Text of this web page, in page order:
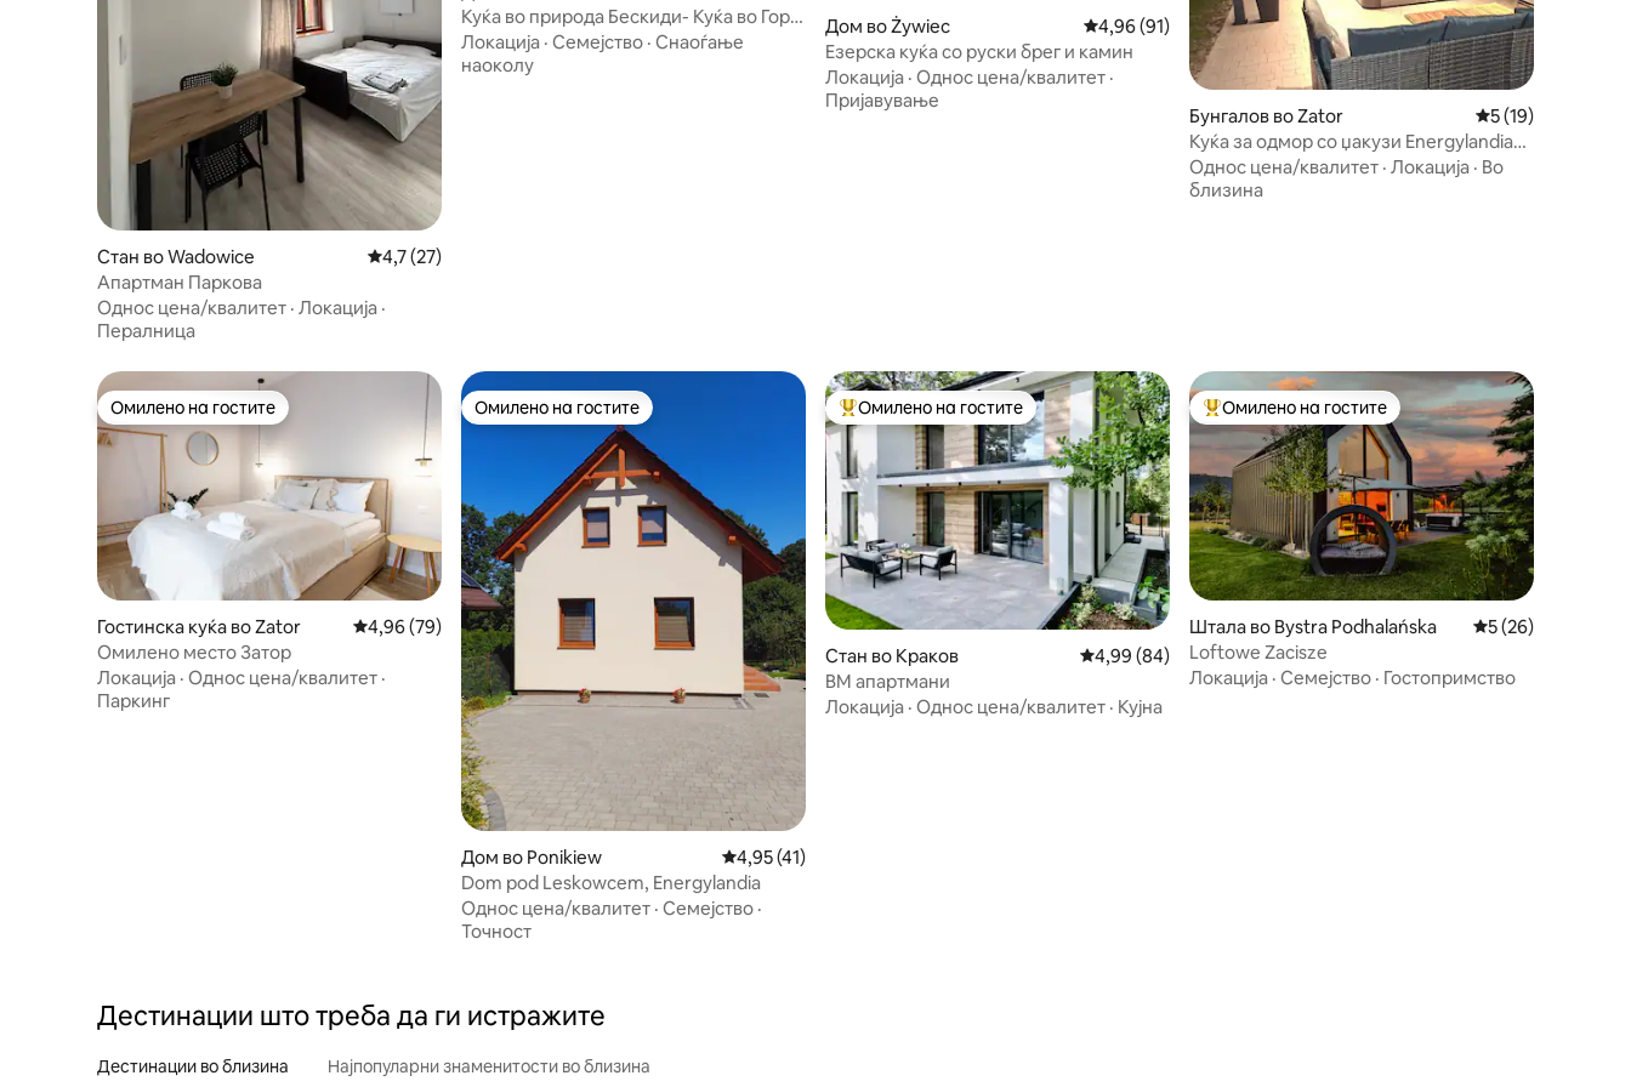
Стан во Wadowice Просечна оцена: 4,7 од 5, 27 рецензии
4,7 (27)
Апартман Паркова
Однос цена/квалитет · Локација ·
Пералница
Куќа во природа Бескиди- Куќа во Гора,
бања, сауна!
Локација · Семејство · Снаоѓање
наоколу
Дом во Żywiec Просечна оцена: 4,96 од 5, 91 рецензии
4,96 (91)
Езерска куќа со руски брег и камин
Локација · Однос цена/квалитет ·
Пријавување
Бунгалов во Zator Просечна оцена:
5 (19)
Куќа за одмор со џакузи Energylandia
во центарот на Затор
Однос цена/квалитет · Локација · Во
близина
Омилено на гостите
Омилено на гостите
Гостинска куќа во Zator Просечна оцена: 4,96 од 5, 79 рецензии
4,96 (79)
Омилено место Затор
Локација · Однос цена/квалитет ·
Паркинг
Омилено на гостите
Омилено на гостите
Дом во Ponikiew Просечна оцена: 4,95 од 5, 41 рецензии
4,95 (41)
Dom pod Leskowcem, Energylandia
Однос цена/квалитет · Семејство ·
Точност
Меѓу најуспешните „Омилени на гостите“
Омилено на гостите
Стан во Краков Просечна оцена: 4,99 од 5, 84 рецензии
4,99 (84)
BM апартмани
Локација · Однос цена/квалитет · Кујна
Меѓу најуспешните „Омилени на гостите“
Омилено на гостите
Штала во Bystra Podhalańska Просечна оцена:
5 (26)
Loftowe Zacisze
Локација · Семејство · Гостопримство
Дестинации што треба да ги истражите
Дестинации во близина Најпопуларни знаменитости во близина